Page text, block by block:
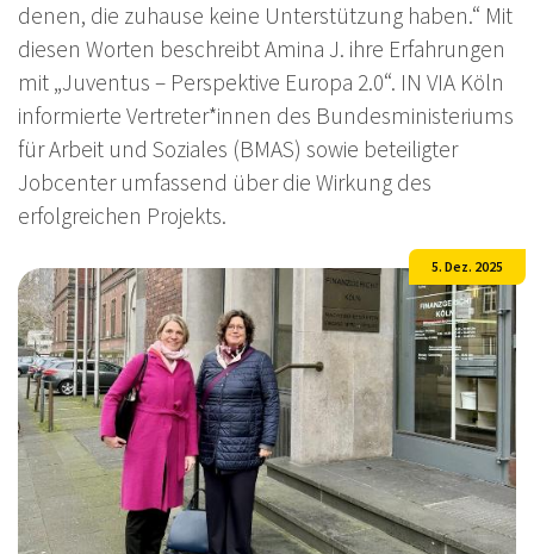
denen, die zuhause keine Unterstützung haben.“ Mit
diesen Worten beschreibt Amina J. ihre Erfahrungen
mit „Juventus – Perspektive Europa 2.0“. IN VIA Köln
informierte Vertreter*innen des Bundesministeriums
für Arbeit und Soziales (BMAS) sowie beteiligter
Jobcenter umfassend über die Wirkung des
erfolgreichen Projekts.
5. Dez. 2025